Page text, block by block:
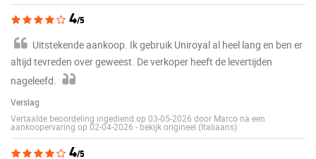
4/5
Uitstekende aankoop. Ik gebruik Uniroyal al heel lang en ben er
altijd tevreden over geweest. De verkoper heeft de levertijden
nageleefd.
Verslag
Vertaalde beoordeling ingediend op 03-05-2026 door Marco na een
aankoopervaring op 02-04-2026 - bekijk origineel (Italiaans)
4/5